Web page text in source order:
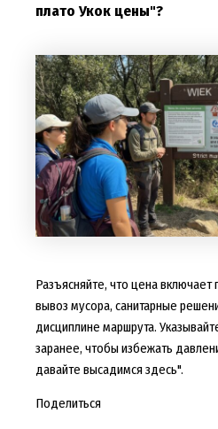
плато Укок цены"?
Разъясняйте, что цена
вывоз мусора, санитарные
дисциплине маршрута.
заранее, чтобы избежать
давайте высадимся здесь".
Поделиться